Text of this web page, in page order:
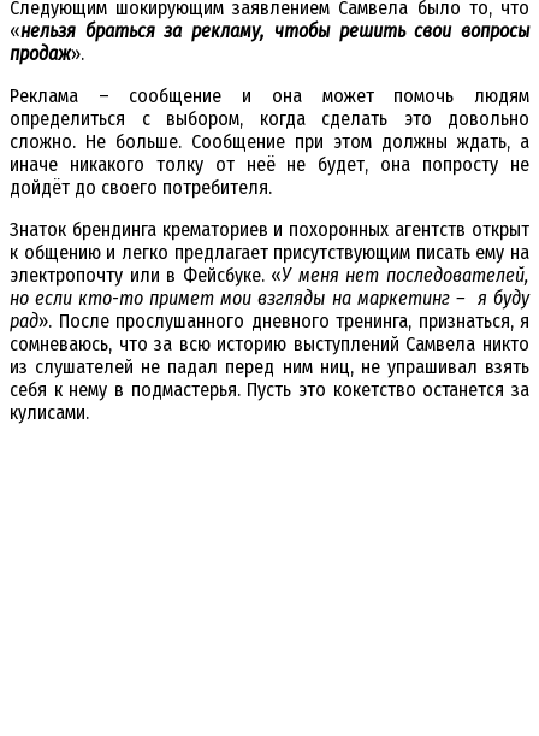
Следующим шокирующим заявлением Самвела было то, что
«нельзя браться за рекламу, чтобы решить свои вопросы
продаж».
Реклама – сообщение и она может помочь людям
определиться с выбором, когда сделать это довольно
сложно. Не больше. Сообщение при этом должны ждать, а
иначе никакого толку от неё не будет, она попросту не
дойдёт до своего потребителя.
Знаток брендинга крематориев и похоронных агентств открыт
к общению и легко предлагает присутствующим писать ему на
электропочту или в Фейсбуке. «У меня нет последователей,
но если кто-то примет мои взгляды на маркетинг – я буду
рад». После прослушанного дневного тренинга, признаться, я
сомневаюсь, что за всю историю выступлений Самвела никто
из слушателей не падал перед ним ниц, не упрашивал взять
себя к нему в подмастерья. Пусть это кокетство останется за
кулисами.